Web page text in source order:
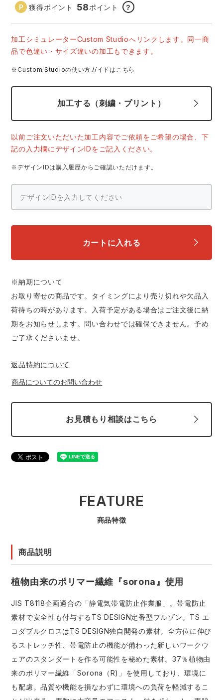
刺繍・プリント加工対象商品
作業着
ニット
ファン付きウェア
カジュアル
アタックベース サンエス
中塚被服 イーブンリバー
獲得ポイント 58ポイント ？
加工シミュレーターCustom Studioへリンクします。同一商
品で色違い・サイズ違いの加工もできます。
※Custom Studioの使い方ガイドはこちら
加工する（刺繍・プリント）
以前ご注文いただいた加工内容でご依頼をご希望の場合、下
記の入力欄にデザインIDをご記入ください。
※デザインIDは購入履歴からご確認いただけます。
カートに入れる
※納期について
お取り寄せの商品です。タイミングにより売り切れや欠品入
荷待ちの時があります。入荷予定がある場合はご注文後に納
期をお知らせします。問い合わせでは確保できません。予め
ご了承くださいませ。
返品特約について
商品についてのお問い合わせ
お見積もり相談はこちら
FEATURE
商品特徴
商品説明
植物由来のポリマー繊維『sorona』使用
JIS T8118企画適合の「静電気帯電防止作業服」。帯電防止
素材で安全性も付与するTS DESIGN定番型ブルゾン。TS エ
コダブルクロスはTS DESIGN独自開発の素材。全方位に伸び
るストレッチ性、帯電防止の機能が備わった新しいワークウ
ェアのスタンダートを作る可能性を秘めた素材。37％植物由
来のポリマー繊維「Sorona（R)」を使用しており、環境に
も配慮。品質や機能を損なわずに環境への負荷を軽減するこ